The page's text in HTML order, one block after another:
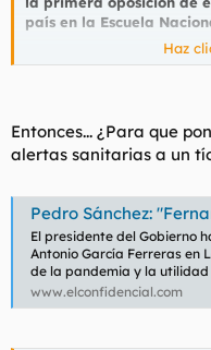
país en la Escuela
Concretamente, el 26 de
El fin primordial de la
posibilitar aquellos
dignidad del ejercicio
todas sus vertientes y
de la metodología
modo a la promoción de
Haz
Entonces... ¿Para que
alertas sanitarias a un
Pedro Sánchez: "Fernando Simón
El presidente del Gobierno
Antonio García Ferreras en
de la pandemia y la
www.elconfidencial.com